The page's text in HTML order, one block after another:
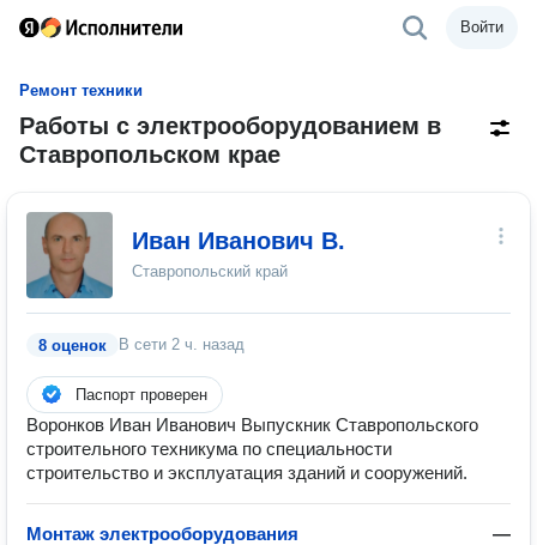
Войти
Ремонт техники
Работы с электрооборудованием в
Ставропольском крае
Иван Иванович В.
Ставропольский край
8 оценок В сети 2 ч. назад
Паспорт проверен
Воронков Иван Иванович Выпускник Ставропольского
строительного техникума по специальности
строительство и эксплуатация зданий и сооружений.
Монтаж электрооборудования —